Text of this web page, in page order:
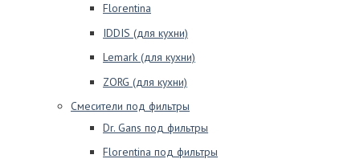
Florentina
IDDIS (для кухни)
Lemark (для кухни)
ZORG (для кухни)
Смесители под фильтры
Dr. Gans под фильтры
Florentina под фильтры